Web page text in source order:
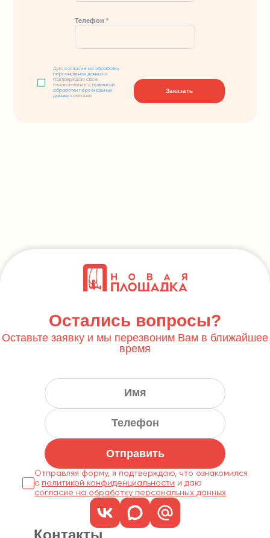
Телефон *
Даюсогласие на обработку
персональных данных и
подтверждаю свое
ознакомление сполитикой
обработки персональных
данных компании
Заказать
Остались вопросы?
Оставьте заявку и мы перезвоним Вам в ближайшее
время
Отправить
Отправляя форму, я подтверждаю, что ознакомился
с политикой конфиденциальности
согласие на обработку персональных данных
Контакты